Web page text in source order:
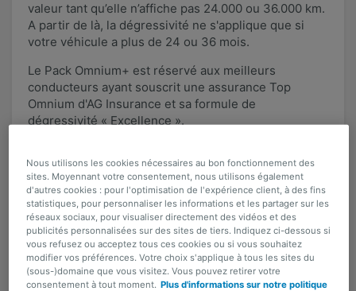
valeur tant qu’elle n’affiche pas 24.000 ou 36.000 km.
A partir de là, la dégressivité ne s'applique que si
votre véhicule a plus de 24 ou 36 mois.
Le Pack Omnium+ est réservé aux meilleurs
conducteurs ayant souscrit une assurance Top
Omnium d'AG Insurance et sa formule de
dégressivité « Excellence ».
Avantages
Vos pneus hiver couverts
Jusqu’à 1000 euros d’indemnisation en
cas de vol ou de perte totale du véhicule.
Que vos pneus soient montés ou non.
Nous utilisons les cookies nécessaires au bon fonctionnement des
sites. Moyennant votre consentement, nous utilisons également
d'autres cookies : pour l'optimisation de l'expérience client, à des fins
statistiques, pour personnaliser les informations et les partager sur les
réseaux sociaux, pour visualiser directement des vidéos et des
publicités personnalisées sur des sites de tiers. Indiquez ci-dessous si
vous refusez ou acceptez tous ces cookies ou si vous souhaitez
modifier vos préférences. Votre choix s'applique à tous les sites du
(sous-)domaine que vous visitez. Vous pouvez retirer votre
consentement à tout moment. Plus d'informations sur notre politique